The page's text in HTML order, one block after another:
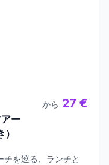
ー
から 27 €
を巡る、ランチと